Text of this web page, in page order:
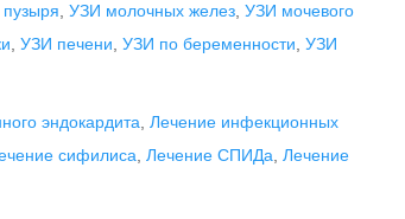
УЗИ молочных желез УЗИ мочевого
УЗИ печени УЗИ по беременности УЗИ
эндокардита Лечение инфекционных
сифилиса Лечение СПИДа Лечение